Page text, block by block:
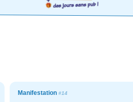
Manifestation#14